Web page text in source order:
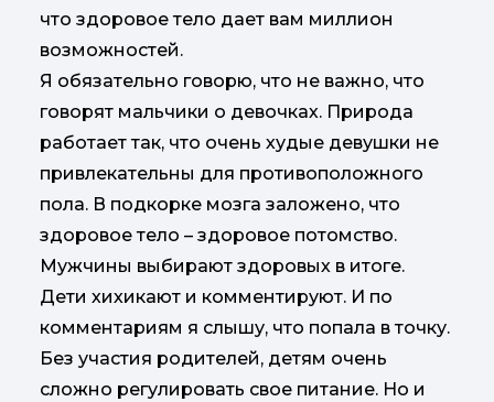
что здоровое тело дает вам миллион
возможностей.
Я обязательно говорю, что не важно, что
говорят мальчики о девочках. Природа
работает так, что очень худые девушки не
привлекательны для противоположного
пола. В подкорке мозга заложено, что
здоровое тело – здоровое потомство.
Мужчины выбирают здоровых в итоге.
Дети хихикают и комментируют. И по
комментариям я слышу, что попала в точку.
Без участия родителей, детям очень
сложно регулировать свое питание. Но и